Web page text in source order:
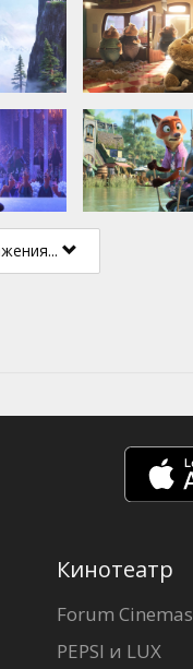
Кинотеатр
Forum Cinemas
PEPSI и LUX